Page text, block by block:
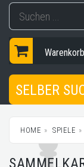
SELBER
HOME SPIELE